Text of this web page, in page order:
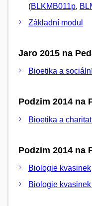
(BLKMB011p,
Základní modul
Jaro 2015 na
Bioetika a
Podzim 2014 na
Bioetika a
Podzim 2014 na
Biologie kvasinek
Biologie